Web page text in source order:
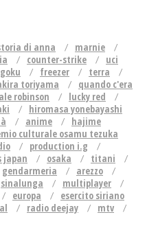
di anna
marnie
counter-strike
uci
goku freezer
terra
toriyama
quando c'era
robinson
lucky red
hiromasa yonebayashi
anime
hajime
culturale osamu tezuka
production i.g
japan osaka
titani
gendarmeria
arezzo
sinalunga
multiplayer
europa
esercito siriano
radio deejay
mtv